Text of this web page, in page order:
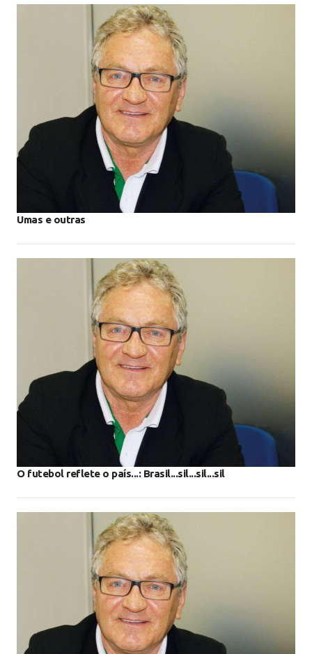
Umas e outras
O futebol reflete o país...: Brasil...sil...sil...sil